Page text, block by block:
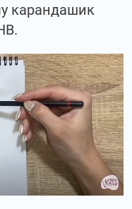
карандашик